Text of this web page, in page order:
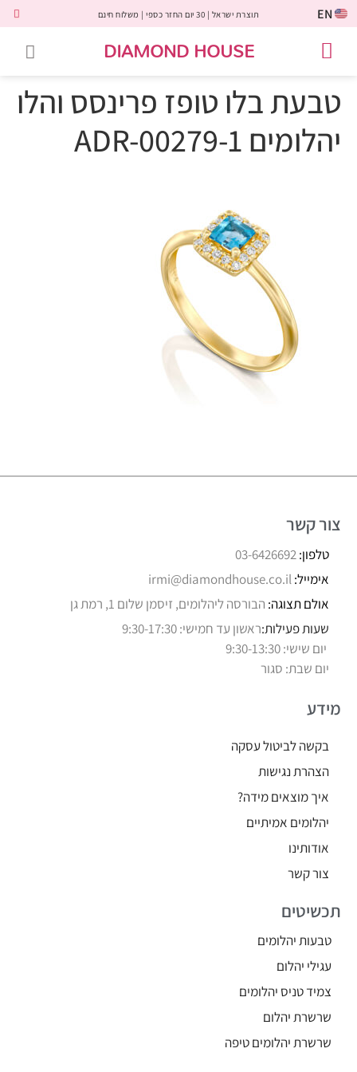
EN תוצרת ישראל | 30 יום החזר כספי | משלוח חינם
DIAMOND HOUSE
טבעת בלו טופז פרינסס והלו
יהלומים ADR-00279-1
צור קשר
טלפון:03-6426692
אימייל:irmi@diamondhouse.co.il
אולם תצוגה: הבורסה ליהלומים, זיסמן שלום 1, רמת גן
שעות פעילות:ראשון עד חמישי: 9:30-17:30
יום שישי: 9:30-13:30
יום שבת: סגור
מידע
בקשה לביטול עסקה
הצהרת נגישות
איך מוצאים מידה?
יהלומים אמיתיים
אודותינו
צור קשר
תכשיטים
טבעות יהלומים
עגילי יהלום
צמיד טניס יהלומים
שרשרת יהלום
שרשרת יהלומים טיפה